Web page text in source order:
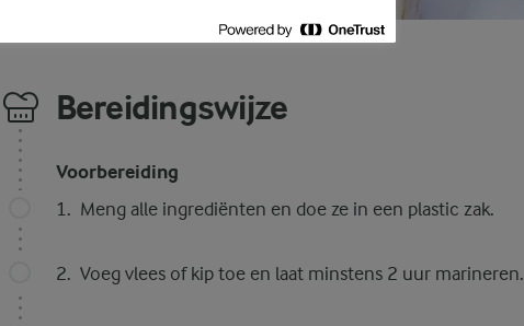
Bereidingswijze
Voorbereiding
Meng alle ingrediënten en doe ze in een plastic zak.
Voeg vlees of kip toe en laat minstens 2 uur marineren.